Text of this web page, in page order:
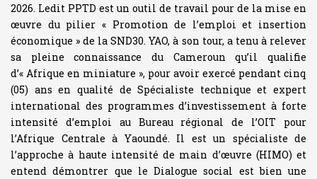
2026. Ledit PPTD est un outil de travail pour de la mise en
œuvre du pilier « Promotion de l’emploi et insertion
économique » de la SND30. YAO, à son tour, a tenu à relever
sa pleine connaissance du Cameroun qu’il qualifie
d’« Afrique en miniature », pour avoir exercé pendant cinq
(05) ans en qualité de Spécialiste technique et expert
international des programmes d’investissement à forte
intensité d’emploi au Bureau régional de l’OIT pour
l’Afrique Centrale à Yaoundé. Il est un spécialiste de
l’approche à haute intensité de main d’œuvre (HIMO) et
entend démontrer que le Dialogue social est bien une